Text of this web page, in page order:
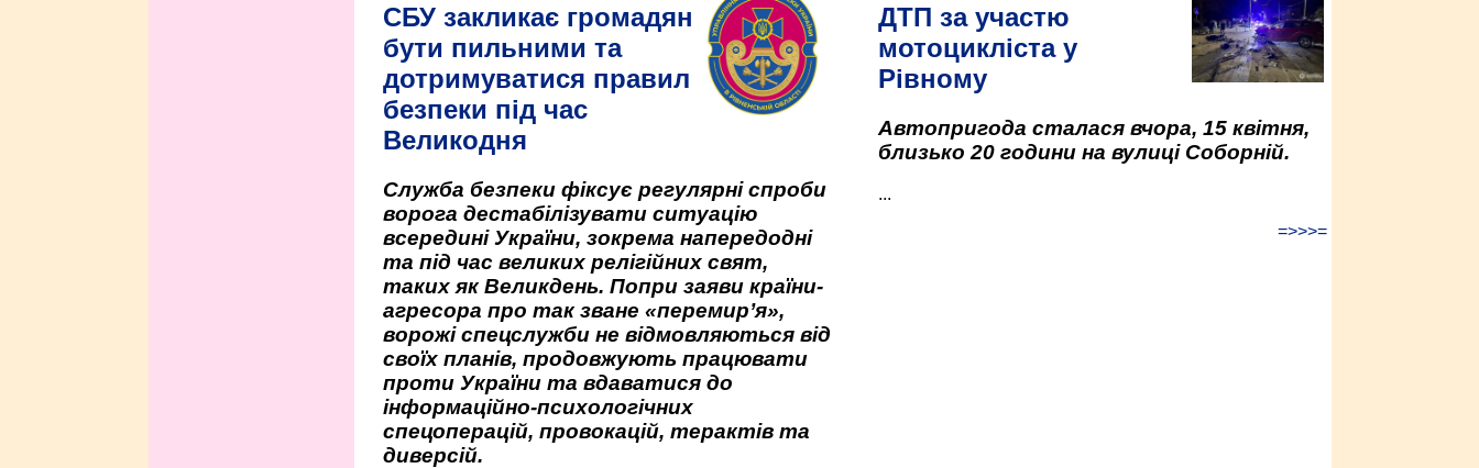
СБУ закликає громадян
бути пильними та
дотримуватися правил
безпеки під час
Великодня
Служба безпеки фіксує регулярні спроби
ворога дестабілізувати ситуацію
всередині України, зокрема напередодні
та під час великих релігійних свят,
таких як Великдень. Попри заяви країни-
агресора про так зване «перемир’я»,
ворожі спецслужби не відмовляються від
своїх планів, продовжують працювати
проти України та вдаватися до
інформаційно-психологічних
спецоперацій, провокацій, терактів та
диверсій.
ДТП за участю
мотоцикліста у
Рівному
Автопригода сталася вчора, 15 квітня,
близько 20 години на вулиці Соборній.
...
=>>>=